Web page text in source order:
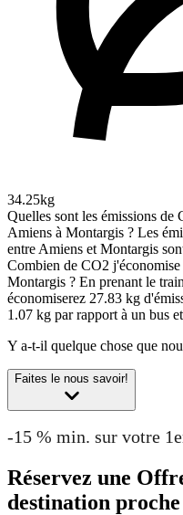
34.25kg
Quelles sont les émissions
Amiens à Montargis ? Les
entre Amiens et Montargis
Combien de CO2
Montargis ? En prenant le
économiserez 27.83 kg
1.07 kg par rapport à un bus
Y a-t-il quelque chose que
Faites le nous savoir!
-15 % min. sur votre
Réservez une
destination